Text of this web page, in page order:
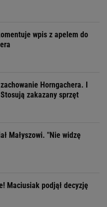
wpis z apelem do
Horngachera. I
zakazany sprzęt
Małyszowi. "Nie widzę
Maciusiak podjął decyzję